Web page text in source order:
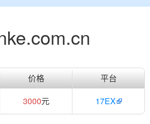
价格
平台
3000元 17EX